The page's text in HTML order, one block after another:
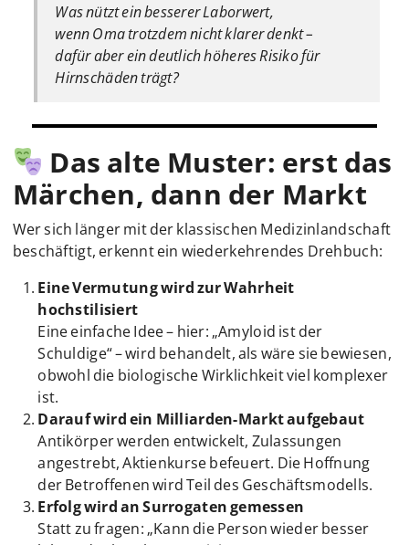
Was nützt ein besserer Laborwert,
wenn Oma trotzdem nicht klarer denkt –
dafür aber ein deutlich höheres Risiko für
Hirnschäden trägt?
Das alte Muster: erst das
Märchen, dann der Markt
Wer sich länger mit der klassischen Medizinlandschaft
beschäftigt, erkennt ein wiederkehrendes Drehbuch:
Eine Vermutung wird zur Wahrheit
hochstilisiert
Eine einfache Idee – hier: „Amyloid ist der
Schuldige“ – wird behandelt, als wäre sie bewiesen,
obwohl die biologische Wirklichkeit viel komplexer
ist.
Darauf wird ein Milliarden-Markt aufgebaut
Antikörper werden entwickelt, Zulassungen
angestrebt, Aktienkurse befeuert. Die Hoffnung
der Betroffenen wird Teil des Geschäftsmodells.
Erfolg wird an Surrogaten gemessen
Statt zu fragen: „Kann die Person wieder besser